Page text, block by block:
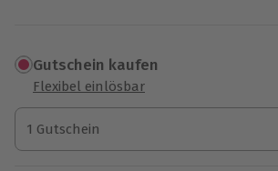
Gutschein kaufen
Flexibel einlösbar
1 Gutschein
1 Gutschein
1 Gutschein